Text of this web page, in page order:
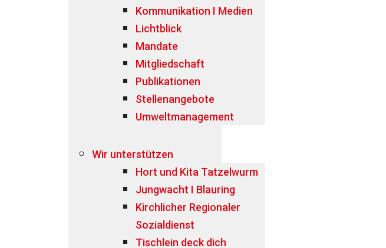
Kommunikation I Medien
Lichtblick
Mandate
Mitgliedschaft
Publikationen
Stellenangebote
Umweltmanagement
Wir unterstützen
Hort und Kita Tatzelwurm
Jungwacht I Blauring
Kirchlicher Regionaler
Sozialdienst
Tischlein deck dich